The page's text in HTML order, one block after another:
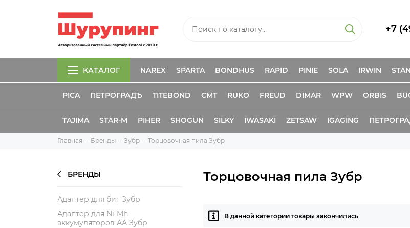
+7
КАТАЛОГ NAREX SPARTA BONDHUS RAPID PINIE SOLA IRWIN
PICA ПЕТРОГРАДЪ TITEBOND CMT RUKO FREUD DIMAR WPW ORBIS
TAJIMA STAR-M PIHER SHOGUN SILKY IWASAKI ZETSAW IGAGING
Главная Бренды Зубр Торцовочная пила Зубр
БРЕНДЫ
Адаптер для бит Зубр
Адаптер для Ni-Mh
аккумуляторов АА Зубр
Торцовочная пила Зубр
В данной категории товары закончились